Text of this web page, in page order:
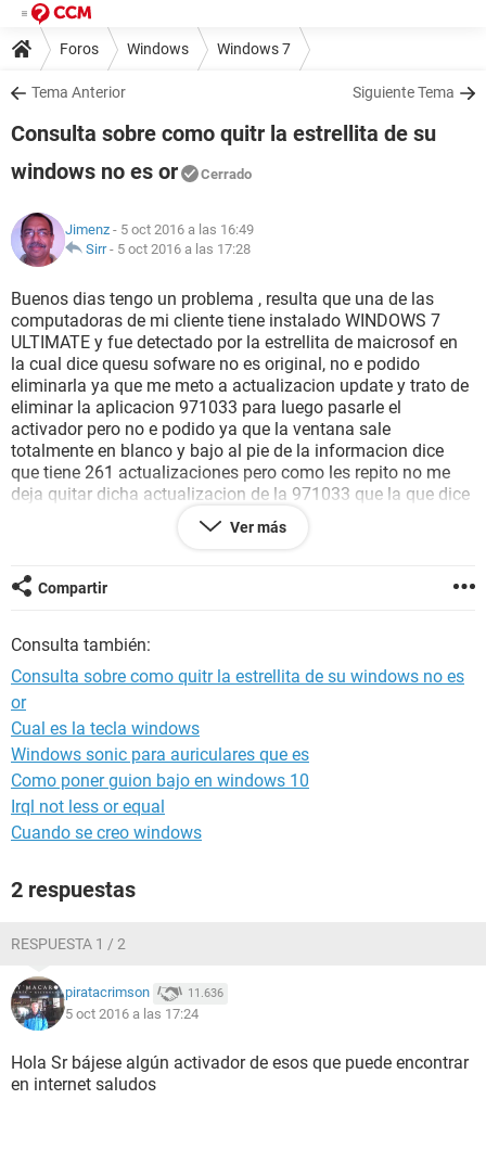
Foros Windows Windows 7
Tema Anterior Siguiente Tema
Consulta sobre como quitr la estrellita de su
windows no es or
Cerrado
Jimenz - 5 oct 2016 a las 16:49
Sirr- 5 oct 2016 a las 17:28
Buenos dias tengo un problema , resulta que una de las
computadoras de mi cliente tiene instalado WINDOWS 7
ULTIMATE y fue detectado por la estrellita de maicrosof en
la cual dice quesu sofware no es original, no e podido
eliminarla ya que me meto a actualizacion update y trato de
eliminar la aplicacion 971033 para luego pasarle el
activador pero no e podido ya que la ventana sale
totalmente en blanco y bajo al pie de la informacion dice
que tiene 261 actualizaciones pero como les repito no me
deja quitar dicha actualizacion de la 971033 que la que dice
si es un windows no es original porque dicha ventana no
demuestra las acutalizaciones sale en blanco quisiera saber
que formatear nuevamente muchas gracias por su atencion
Ver más
Compartir
Consulta también:
Consulta sobre como quitr la estrellita de su windows no es
or
Cual es la tecla windows
Windows sonic para auriculares que es
Como poner guion bajo en windows 10
Irql not less or equal
Cuando se creo windows
2 respuestas
RESPUESTA 1 / 2
piratacrimson 11.636
5 oct 2016 a las 17:24
Hola Sr bájese algún activador de esos que puede encontrar
en internet saludos